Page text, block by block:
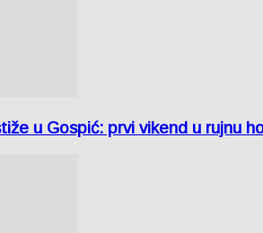
u Gospić: prvi vikend u rujnu